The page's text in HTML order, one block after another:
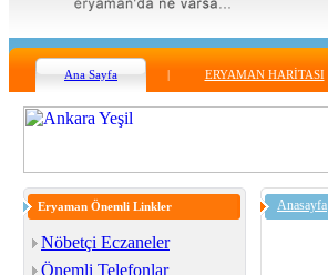
Ana Sayfa ERYAMAN HARİTASI
Eryaman Önemli Linkler
Nöbetçi Eczaneler
Önemli Telefonlar
Anasayfa